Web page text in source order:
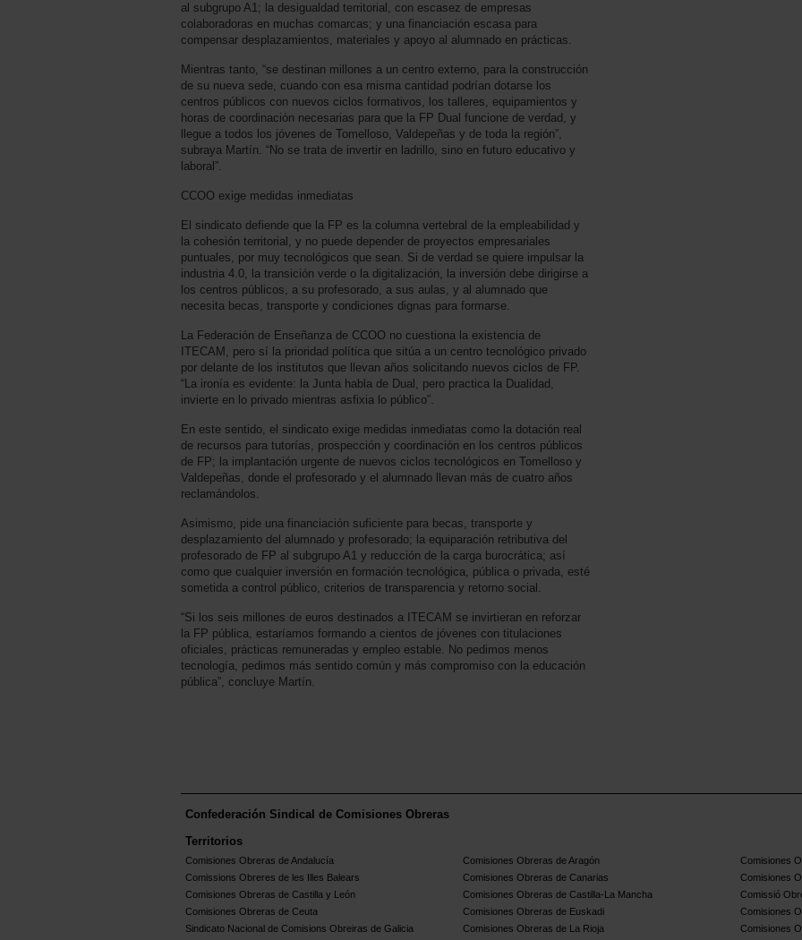
al subgrupo A1; la desigualdad territorial, con escasez de empresas
colaboradoras en muchas comarcas; y una financiación escasa para
compensar desplazamientos, materiales y apoyo al alumnado en prácticas.
Mientras tanto, “se destinan millones a un centro externo, para la construcción
de su nueva sede, cuando con esa misma cantidad podrían dotarse los
centros públicos con nuevos ciclos formativos, los talleres, equipamientos y
horas de coordinación necesarias para que la FP Dual funcione de verdad, y
llegue a todos los jóvenes de Tomelloso, Valdepeñas y de toda la región”,
subraya Martín. “No se trata de invertir en ladrillo, sino en futuro educativo y
laboral”.
CCOO exige medidas inmediatas
El sindicato defiende que la FP es la columna vertebral de la empleabilidad y
la cohesión territorial, y no puede depender de proyectos empresariales
puntuales, por muy tecnológicos que sean. Si de verdad se quiere impulsar la
industria 4.0, la transición verde o la digitalización, la inversión debe dirigirse a
los centros públicos, a su profesorado, a sus aulas, y al alumnado que
necesita becas, transporte y condiciones dignas para formarse.
La Federación de Enseñanza de CCOO no cuestiona la existencia de
ITECAM, pero sí la prioridad política que sitúa a un centro tecnológico privado
por delante de los institutos que llevan años solicitando nuevos ciclos de FP.
“La ironía es evidente: la Junta habla de Dual, pero practica la Dualidad,
invierte en lo privado mientras asfixia lo público”.
En este sentido, el sindicato exige medidas inmediatas como la dotación real
de recursos para tutorías, prospección y coordinación en los centros públicos
de FP; la implantación urgente de nuevos ciclos tecnológicos en Tomelloso y
Valdepeñas, donde el profesorado y el alumnado llevan más de cuatro años
reclamándolos.
Asimismo, pide una financiación suficiente para becas, transporte y
desplazamiento del alumnado y profesorado; la equiparación retributiva del
profesorado de FP al subgrupo A1 y reducción de la carga burocrática; así
como que cualquier inversión en formación tecnológica, pública o privada, esté
sometida a control público, criterios de transparencia y retorno social.
“Si los seis millones de euros destinados a ITECAM se invirtieran en reforzar
la FP pública, estaríamos formando a cientos de jóvenes con titulaciones
oficiales, prácticas remuneradas y empleo estable. No pedimos menos
tecnología, pedimos más sentido común y más compromiso con la educación
pública”, concluye Martín.
Confederación Sindical de Comisiones Obreras
Territorios
Comisiones Obreras de Andalucía Comisiones Obreras de Aragón
Comisiones
Comissions Obreres de les Illes Balears
Comisiones Obreras de Canarias
Comisiones
Comisiones Obreras de Castilla y León
Comisiones Obreras de Castilla-La Mancha
Comissió
Comisiones Obreras de Ceuta
Comisiones Obreras de Euskadi
Comisiones
Sindicato Nacional de Comisions Obreiras de Galicia
Comisiones Obreras de La Rioja Comisiones